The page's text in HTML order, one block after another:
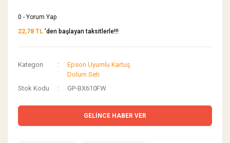
0 - Yorum Yap
22,78 TL 'den başlayan taksitlerle!!!
Kategori
Epson Uyumlu Kartuş
Dolum Seti
Stok Kodu
GP-BX610FW
GELİNCE HABER VER